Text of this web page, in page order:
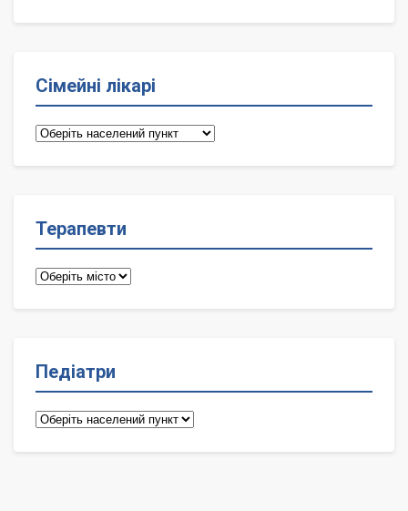
Сімейні лікарі
Сімейні
Терапевти
Терапевти
Педіатри
Педіатри